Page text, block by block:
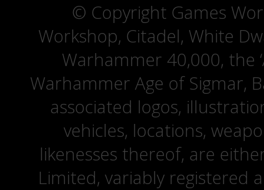
© Copyright Games
Workshop, Citadel, White
Warhammer 40,000, the
Warhammer Age of Sigmar,
associated logos,
vehicles, locations,
likenesses thereof, are
Limited, variably registered